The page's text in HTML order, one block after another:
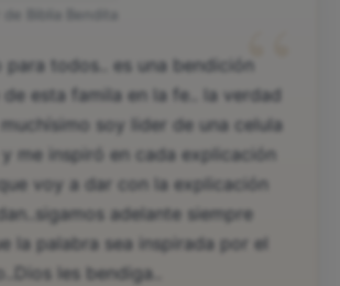
“
para todos.. es una bendición
de esta famila en la fe.. la verdad
soy lider de una celula
me inspiró en cada explicación
voy a dar con la explicación
adelante siempre
la palabra sea inspirada por el
les bendiga..